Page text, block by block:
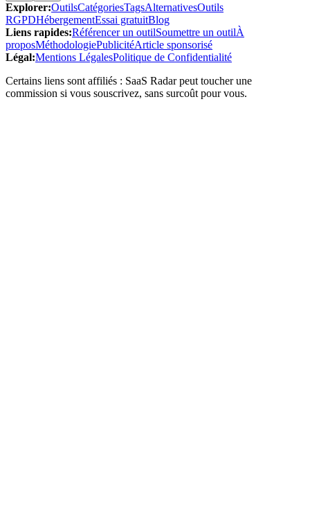
Explorer:OutilsCatégoriesTagsAlternativesOutils
RGPDHébergementEssai gratuitBlog
Liens rapides:Référencer un outilSoumettre un outilÀ
proposMéthodologiePublicitéArticle sponsorisé
Légal:Mentions LégalesPolitique de Confidentialité
Certains liens sont affiliés : SaaS Radar peut toucher une
commission si vous souscrivez, sans surcoût pour vous.